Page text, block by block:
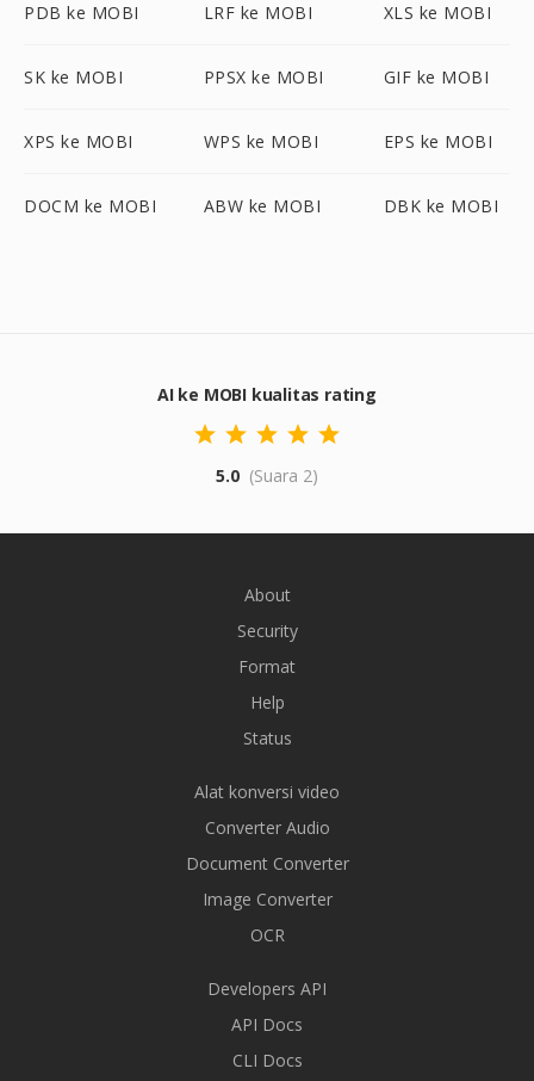
PDB ke MOBI LRF ke MOBI XLS ke MOBI
SK ke MOBI PPSX ke MOBI GIF ke MOBI
XPS ke MOBI WPS ke MOBI EPS ke MOBI
DOCM ke MOBI ABW ke MOBI DBK ke MOBI
AI ke MOBI kualitas rating
5.0 (Suara 2)
About
Security
Format
Help
Status
Alat konversi video
Converter Audio
Document Converter
Image Converter
OCR
Developers API
API Docs
CLI Docs